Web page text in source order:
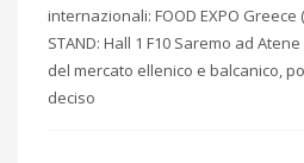
internazionali: FOOD EXPO Greece
STAND: Hall 1 F10 Saremo ad
del mercato ellenico e balcanico,
deciso